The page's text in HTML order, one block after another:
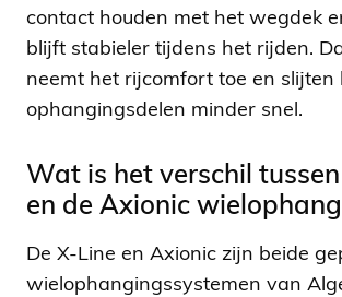
contact houden met het wegdek
blijft stabieler tijdens het rijden.
neemt het rijcomfort toe en slijten
ophangingsdelen minder snel.
Wat is het verschil
en de Axionic
De X-Line en Axionic zijn beide
wielophangingssystemen van